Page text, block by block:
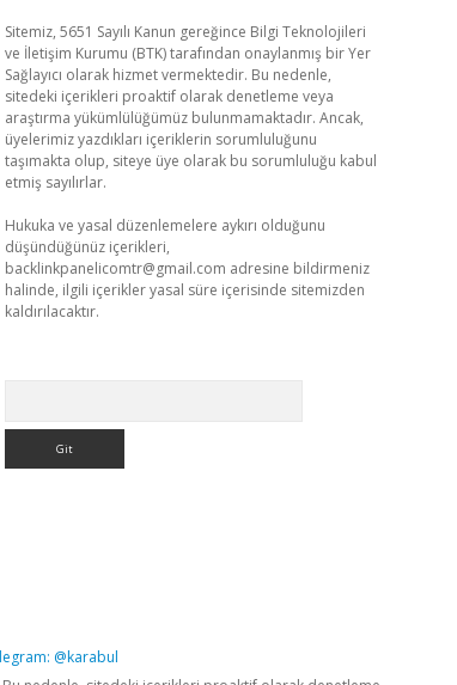
Sitemiz, 5651 Sayılı Kanun gereğince Bilgi Teknolojileri
ve İletişim Kurumu (BTK) tarafından onaylanmış bir Yer
Sağlayıcı olarak hizmet vermektedir. Bu nedenle,
sitedeki içerikleri proaktif olarak denetleme veya
araştırma yükümlülüğümüz bulunmamaktadır. Ancak,
üyelerimiz yazdıkları içeriklerin sorumluluğunu
taşımakta olup, siteye üye olarak bu sorumluluğu kabul
etmiş sayılırlar.
Hukuka ve yasal düzenlemelere aykırı olduğunu
düşündüğünüz içerikleri,
backlinkpanelicomtr@gmail.com adresine bildirmeniz
halinde, ilgili içerikler yasal süre içerisinde sitemizden
kaldırılacaktır.
@karabul